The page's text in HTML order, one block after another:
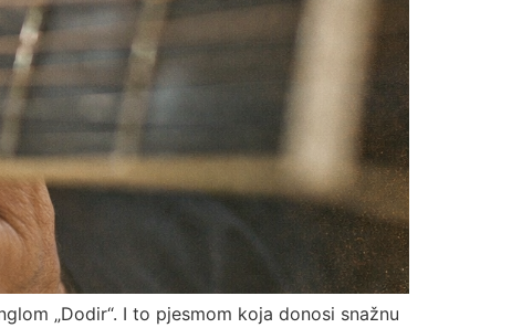
„Dodir“. I to pjesmom koja donosi snažnu